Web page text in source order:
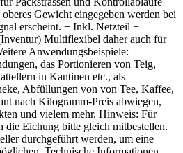
Gewicht eingegeben werden bei
erscheint. + Inkl. Netzteil +
Multiflexibel daher auch für
Anwendungsbeispiele:
das Portionieren von Teig,
in Kantinen etc., als
Abfüllungen von von Tee, Kaffee,
nach Kilogramm-Preis abwiegen,
und vielem mehr. Hinweis: Für
Eichung bitte gleich mitbestellen.
durchgeführt werden, um eine